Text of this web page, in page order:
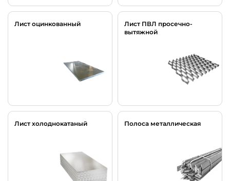
Лист оцинкованный
Лист ПВЛ просечно-
вытяжной
Лист холоднокатаный Полоса металлическая